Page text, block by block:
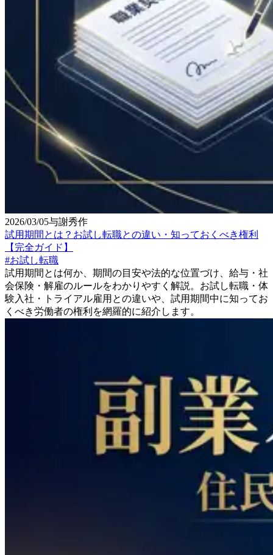
2026/03/05与謝秀作
試用期間とは？お試し転職との違い・知っておくべき権利
【完全ガイド】
#お試し転職
試用期間とは何か、期間の目安や法的な位置づけ、給与・社
会保険・解雇のルールをわかりやすく解説。お試し転職・体
験入社・トライアル雇用との違いや、試用期間中に知ってお
くべき労働者の権利を網羅的に紹介します。